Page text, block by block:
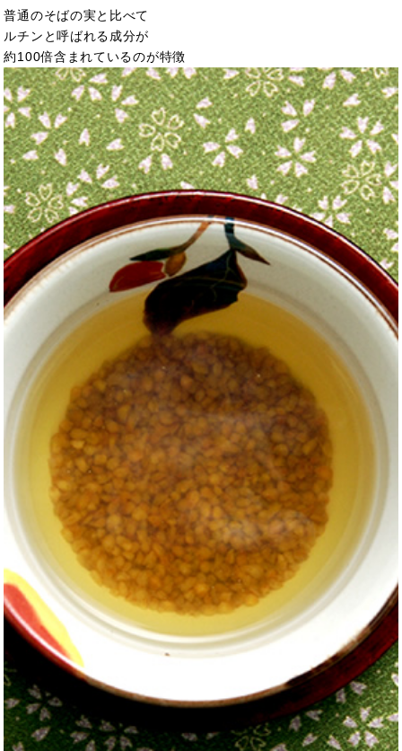
普通のそばの実と比べて
ルチンと呼ばれる成分が
約100倍含まれているのが特徴